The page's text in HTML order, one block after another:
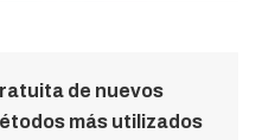
de nuevos
más utilizados